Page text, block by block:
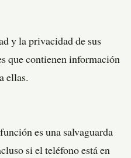
y la privacidad de sus
que contienen información
ellas.
es una salvaguarda
si el teléfono está en